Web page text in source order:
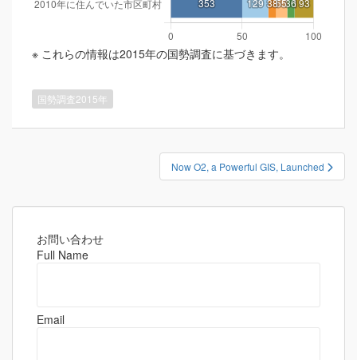
※ これらの情報は2015年の国勢調査に基づきます。
国勢調査2015年
ナ
Now O2, a Powerful GIS, Launched
お問い合わせ
Full Name
Email